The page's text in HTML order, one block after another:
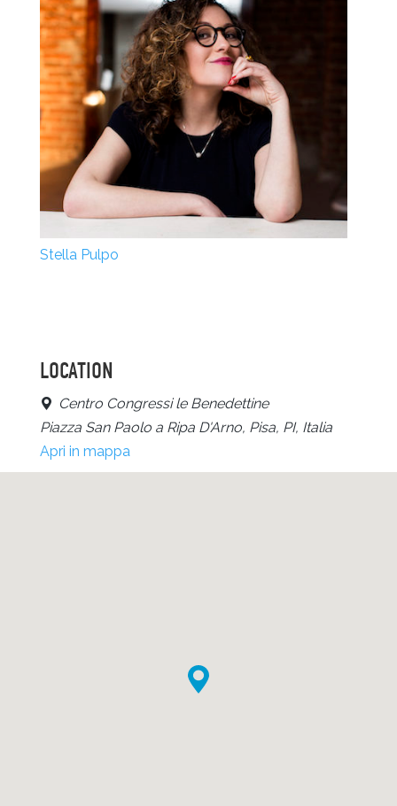
Stella Pulpo
LOCATION
Centro Congressi le Benedettine
Piazza San Paolo a Ripa D'Arno, Pisa, PI, Italia
Apri in mappa